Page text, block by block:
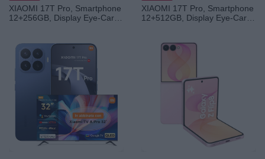
XIAOMI 17T Pro, Smartphone
12+256GB, Display Eye-Care
Teleobiettivo Leica 5x, 100W
HyperCharge, Black, Garanzia
3 anni TV A PRO 32
XIAOMI 17T Pro, Smartphone
12+512GB, Display Eye-Care
Teleobiettivo Leica 5x, 100W